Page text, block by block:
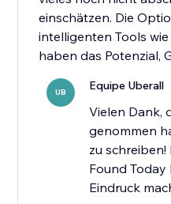
einschätzen. Die
intelligenten Tools
haben das Potenzial,
UB Equipe Uberall
Vielen Dank,
genommen
zu schreiben!
Found
Eindruck